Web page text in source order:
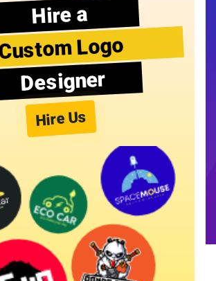
Hire a
Logo
Designer
Hire Us